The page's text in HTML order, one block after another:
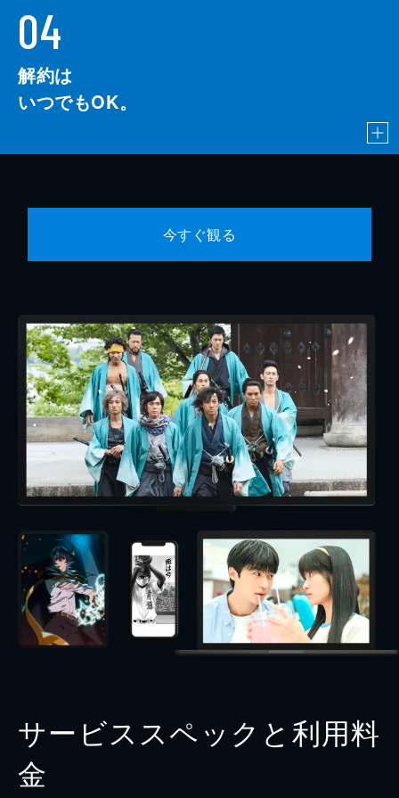
04
解約は
いつでもOK。
今すぐ観る
サービススペックと利用料
金